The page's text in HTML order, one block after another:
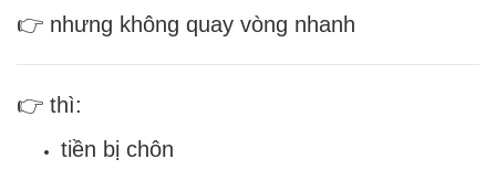
👉 nhưng không quay vòng nhanh
👉 thì:
tiền bị chôn